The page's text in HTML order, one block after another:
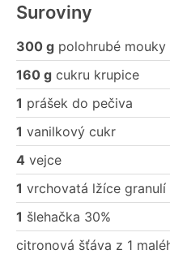
Suroviny
300 g polohrubé mouky
160 g cukru krupice
1 prášek do pečiva
1 vanilkový cukr
4 vejce
1 vrchovatá lžíce
1 šlehačka 30%
citronová šťáva z 1